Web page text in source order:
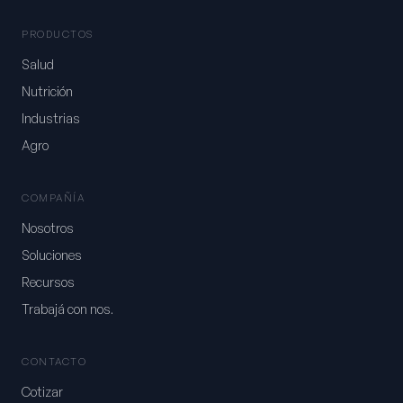
PRODUCTOS
Salud
Nutrición
Industrias
Agro
COMPAÑÍA
Nosotros
Soluciones
Recursos
Trabajá con nos.
CONTACTO
Cotizar